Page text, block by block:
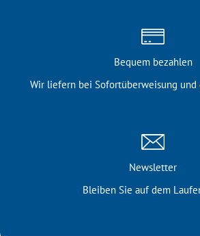
Bequem bezahlen
Wir liefern bei Sofortüber­weisung und
Newsletter
Bleiben Sie auf dem